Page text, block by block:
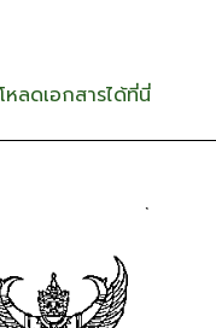
หลดเอกสารได้ที่นี่